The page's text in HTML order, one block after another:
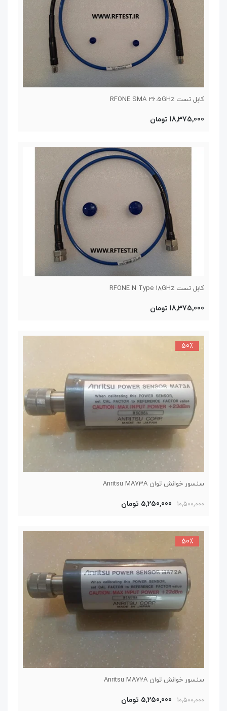
کابل تست RFONE SMA 26.5GHz
18,375,000 تومان
کابل تست RFONE N Type 18GHz
18,375,000 تومان
سنسور خوانش توان Anritsu MA73A
50٪
10,500,000 5,250,000 تومان
سنسور خوانش توان Anritsu MA72A
50٪
10,500,000 5,250,000 تومان